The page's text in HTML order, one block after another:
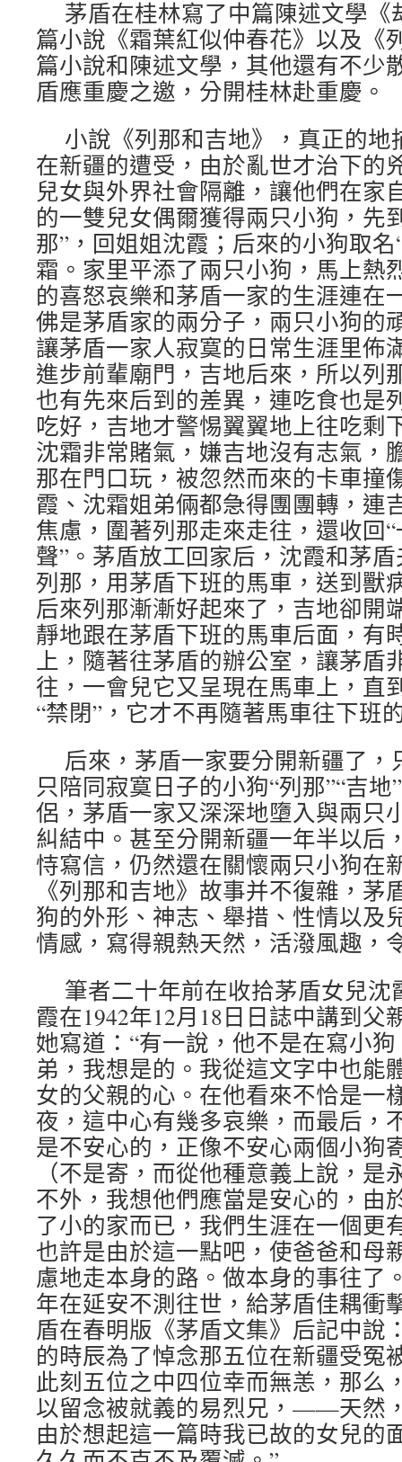
茅盾在桂林寫了中篇陳述文學
篇小說《霜葉紅似仲春花》以及《
篇小說和陳述文學，其他還有不少
盾應重慶之邀，分開桂林赴重慶。
小說《列那和吉地》，真正的
在新疆的遭受，由於亂世才治下的
兒女與外界社會隔離，讓他們在家
的一雙兒女偶爾獲得兩只小狗，先
那”，回姐姐沈霞；后來的小狗取
霜。家里平添了兩只小狗，馬上熱
的喜怒哀樂和茅盾一家的生涯連在
佛是茅盾家的兩分子，兩只小狗的
讓茅盾一家人寂寞的日常生涯里佈
進步前輩廟門，吉地后來，所以列
也有先來后到的差異，連吃食也是
吃好，吉地才警惕翼翼地上往吃剩
沈霜非常賭氣，嫌吉地沒有志氣，
那在門口玩，被忽然而來的卡車撞
霞、沈霜姐弟倆都急得團團轉，連
焦慮，圍著列那走來走往，還收回
聲”。茅盾放工回家后，沈霞和茅
列那，用茅盾下班的馬車，送到獸
后來列那漸漸好起來了，吉地卻開
靜地跟在茅盾下班的馬車后面，有
上，隨著往茅盾的辦公室，讓茅盾
往，一會兒它又呈現在馬車上，直
“禁閉”，它才不再隨著馬車往下班
后來，茅盾一家要分開新疆了
只陪同寂寞日子的小狗“列那”“吉
侶，茅盾一家又深深地墮入與兩只
糾結中。甚至分開新疆一年半以后
恃寫信，仍然還在關懷兩只小狗在
《列那和吉地》故事并不復雜，茅
狗的外形、神志、舉措、性情以及
情感，寫得親熱天然，活潑風趣，
筆者二十年前在收拾茅盾女兒
霞在1942年12月18日日誌中講到父
她寫道：“有一說，他不是在寫小
弟，我想是的。我從這文字中也能
女的父親的心。在他看來不恰是一
夜，這中心有幾多哀樂，而最后，
是不安心的，正像不安心兩個小狗
（不是寄，而從他種意義上說，是
不外，我想他們應當是安心的，由
了小的家而已，我們生涯在一個更
也許是由於這一點吧，使爸爸和母
慮地走本身的路。做本身的事往了
年在延安不測往世，給茅盾佳耦衝
盾在春明版《茅盾文集》后記中說
的時辰為了悼念那五位在新疆受冤
此刻五位之中四位幸而無恙，那么
以留念被就義的易烈兄，——天然
由於想起這一篇時我已故的女兒的